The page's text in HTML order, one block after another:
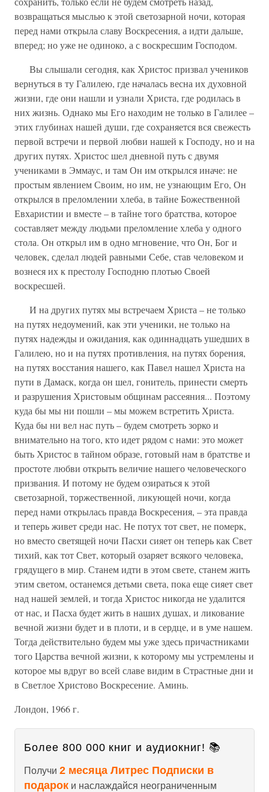
возвращаться мыслью к этой светозарной ночи, которая
перед нами открыла славу Воскресения, а идти дальше,
вперед; но уже не одиноко, а с воскресшим Господом.
Вы слышали сегодня, как Христос призвал учеников
вернуться в ту Галилею, где началась весна их духовной
жизни, где они нашли и узнали Христа, где родилась в
них жизнь. Однако мы Его находим не только в Галилее –
этих глубинах нашей души, где сохраняется вся свежесть
первой встречи и первой любви нашей к Господу, но и на
других путях. Христос шел дневной путь с двумя
учениками в Эммаус, и там Он им открылся иначе: не
простым явлением Своим, но им, не узнающим Его, Он
открылся в преломлении хлеба, в тайне Божественной
Евхаристии и вместе – в тайне того братства, которое
составляет между людьми преломление хлеба у одного
стола. Он открыл им в одно мгновение, что Он, Бог и
человек, сделал людей равными Себе, став человеком и
вознеся их к престолу Господню плотью Своей
воскресшей.
И на других путях мы встречаем Христа – не только
на путях недоумений, как эти ученики, не только на
путях надежды и ожидания, как одиннадцать ушедших в
Галилею, но и на путях противления, на путях борения,
на путях восстания нашего, как Павел нашел Христа на
пути в Дамаск, когда он шел, гонитель, принести смерть
и разрушения Христовым общинам рассеяния... Поэтому
куда бы мы ни пошли – мы можем встретить Христа.
Куда бы ни вел нас путь – будем смотреть зорко и
внимательно на того, кто идет рядом с нами: это может
быть Христос в тайном образе, готовый нам в братстве и
простоте любви открыть величие нашего человеческого
призвания. И потому не будем озираться к этой
светозарной, торжественной, ликующей ночи, когда
перед нами открылась правда Воскресения, – эта правда
и теперь живет среди нас. Не потух тот свет, не померк,
но вместо светящей ночи Пасхи сияет он теперь как Свет
тихий, как тот Свет, который озаряет всякого человека,
грядущего в мир. Станем идти в этом свете, станем жить
этим светом, останемся детьми света, пока еще сияет свет
над нашей землей, и тогда Христос никогда не удалится
от нас, и Пасха будет жить в наших душах, и ликование
вечной жизни будет и в плоти, и в сердце, и в уме нашем.
Тогда действительно будем мы уже здесь причастниками
того Царства вечной жизни, к которому мы устремлены и
которое мы вдруг во всей славе видим в Страстные дни и
в Светлое Христово Воскресение. Аминь.
Лондон, 1966 г.
Более 800 000 книг и аудиокниг! 📚
Получи 2 месяца Литрес Подписки в
подарок и наслаждайся неограниченным